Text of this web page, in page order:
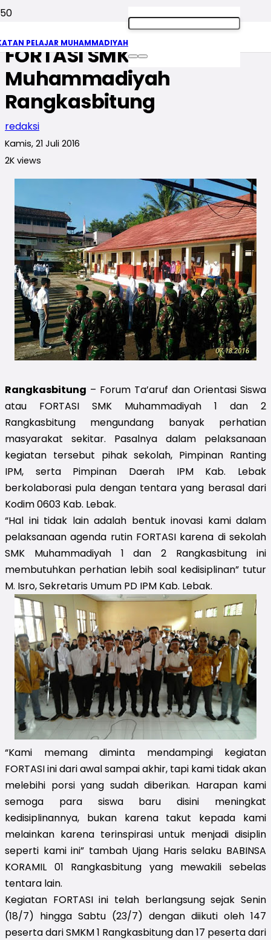
PELAJAR MUHAMMADIYAH
12 Tentara Dampingi
FORTASI SMK
Muhammadiyah
Rangkasbitung
redaksi
Kamis, 21 Juli 2016
2K views
Rangkasbitung – Forum Ta’aruf dan Orientasi Siswa
atau FORTASI SMK Muhammadiyah 1 dan 2
Rangkasbitung mengundang banyak perhatian
masyarakat sekitar. Pasalnya dalam pelaksanaan
kegiatan tersebut pihak sekolah, Pimpinan Ranting
IPM, serta Pimpinan Daerah IPM Kab. Lebak
berkolaborasi pula dengan tentara yang berasal dari
Kodim 0603 Kab. Lebak.
“Hal ini tidak lain adalah bentuk inovasi kami dalam
pelaksanaan agenda rutin FORTASI karena di sekolah
SMK Muhammadiyah 1 dan 2 Rangkasbitung ini
membutuhkan perhatian lebih soal kedisiplinan” tutur
M. Isro, Sekretaris Umum PD IPM Kab. Lebak.
“Kami memang diminta mendampingi kegiatan
FORTASI ini dari awal sampai akhir, tapi kami tidak akan
melebihi porsi yang sudah diberikan. Harapan kami
semoga para siswa baru disini meningkat
kedisiplinannya, bukan karena takut kepada kami
melainkan karena terinspirasi untuk menjadi disiplin
seperti kami ini” tambah Ujang Haris selaku BABINSA
KORAMIL 01 Rangkasbitung yang mewakili sebelas
tentara lain.
Kegiatan FORTASI ini telah berlangsung sejak Senin
(18/7) hingga Sabtu (23/7) dengan diikuti oleh 147
peserta dari SMKM 1 Rangkasbitung dan 17 peserta dari